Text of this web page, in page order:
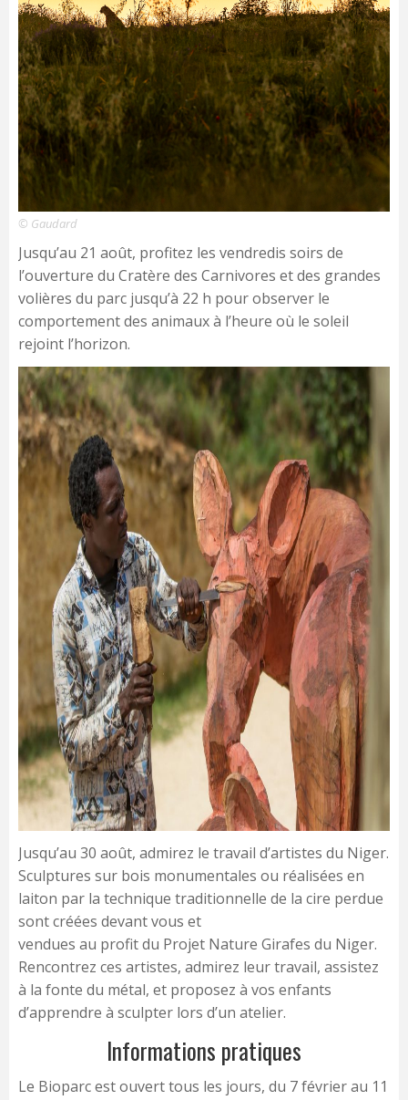
© Gaudard
Jusqu’au 21 août, profitez les vendredis soirs de
l’ouverture du Cratère des Carnivores et des grandes
volières du parc jusqu’à 22 h pour observer le
comportement des animaux à l’heure où le soleil
rejoint l’horizon.
Jusqu’au 30 août, admirez le travail d’artistes du Niger.
Sculptures sur bois monumentales ou réalisées en
laiton par la technique traditionnelle de la cire perdue
sont créées devant vous et
vendues au profit du Projet Nature Girafes du Niger.
Rencontrez ces artistes, admirez leur travail, assistez
à la fonte du métal, et proposez à vos enfants
d’apprendre à sculpter lors d’un atelier.
Informations pratiques
Le Bioparc est ouvert tous les jours, du 7 février au 11